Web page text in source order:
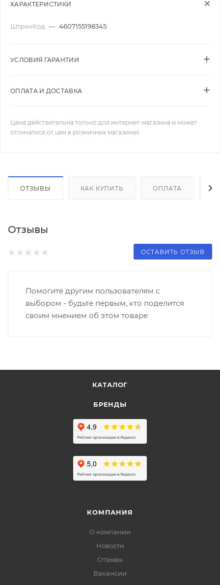
ХАРАКТЕРИСТИКИ
ШтрихКод — 4607155198345
УСЛОВИЯ ГАРАНТИИ
ОПЛАТА И ДОСТАВКА
Цена действительна только для интернет-магазина и может
отличаться от цен в розничных магазинах
ОТЗЫВЫ КАК КУПИТЬ ОПЛАТА
Отзывы
ОСТАВИТЬ ОТЗЫВ
Помогите другим пользователям с
выбором - будьте первым, кто поделится
своим мнением об этом товаре
КАТАЛОГ
БРЕНДЫ
КОМПАНИЯ
О компании
Новости
Отзывы
Вакансии